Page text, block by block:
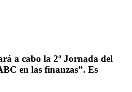
a cabo la 2º Jornada del
en las finanzas”. Es